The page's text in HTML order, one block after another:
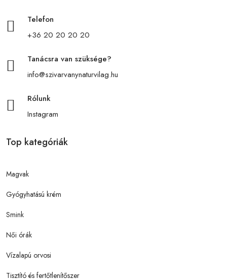
Telefon
+36 20 20 20 20
Tanácsra van szüksége?
info@szivarvanynaturvilag.hu
Rólunk
Instagram
Top kategóriák
Magvak
Gyógyhatású krém
Smink
Női órák
Vízalapú orvosi
Tisztító és fertőtlenítőszer